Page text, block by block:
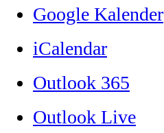
Google Kalender
iCalendar
Outlook 365
Outlook Live